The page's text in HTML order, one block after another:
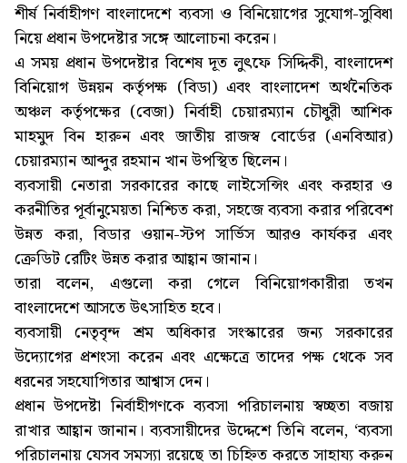
শীর্ষ নির্বাহীগণ বাংলাদেশে ব্যবসা ও বিনিয়োগের সুযোগ-সুবিধা
নিয়ে প্রধান উপদেষ্টার সঙ্গে আলোচনা করেন।
এ সময় প্রধান উপদেষ্টার বিশেষ দূত লুৎফে সিদ্দিকী, বাংলাদেশ
বিনিয়োগ উন্নয়ন কর্তৃপক্ষ (বিডা) এবং বাংলাদেশ অর্থনৈতিক
অঞ্চল কর্তৃপক্ষের (বেজা) নির্বাহী চেয়ারম্যান চৌধুরী আশিক
মাহমুদ বিন হারুন এবং জাতীয় রাজস্ব বোর্ডের (এনবিআর)
চেয়ারম্যান আব্দুর রহমান খান উপস্থিত ছিলেন।
ব্যবসায়ী নেতারা সরকারের কাছে লাইসেন্সিং এবং করহার ও
করনীতির পূর্বানুমেয়তা নিশ্চিত করা, সহজে ব্যবসা করার পরিবেশ
উন্নত করা, বিডার ওয়ান-স্টপ সার্ভিস আরও কার্যকর এবং
ক্রেডিট রেটিং উন্নত করার আহ্বান জানান।
তারা বলেন, এগুলো করা গেলে বিনিয়োগকারীরা তখন
বাংলাদেশে আসতে উৎসাহিত হবে।
ব্যবসায়ী নেতৃবৃন্দ শ্রম অধিকার সংস্কারের জন্য সরকারের
উদ্যোগের প্রশংসা করেন এবং এক্ষেত্রে তাদের পক্ষ থেকে সব
ধরনের সহযোগিতার আশ্বাস দেন।
প্রধান উপদেষ্টা নির্বাহীগণকে ব্যবসা পরিচালনায় স্বচ্ছতা বজায়
রাখার আহ্বান জানান। ব্যবসায়ীদের উদ্দেশে তিনি বলেন, ‘ব্যবসা
পরিচালনায় যেসব সমস্যা রয়েছে তা চিহ্নিত করতে সাহায্য করুন